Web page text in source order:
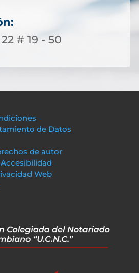
# 19 - 50
de Datos
de autor
Web